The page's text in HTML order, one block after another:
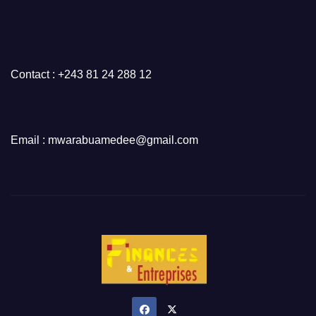
Contact : +243 81 24 288 12
Email : mwarabuamedee@gmail.com